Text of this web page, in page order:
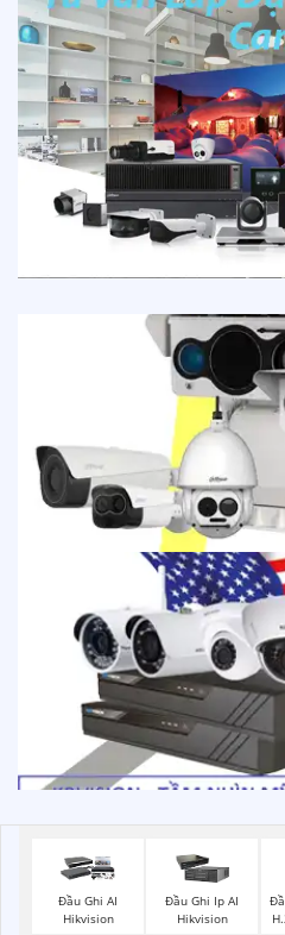
Đầu Ghi AI
Hikvision
Đầu Ghi Ip AI
Hikvision